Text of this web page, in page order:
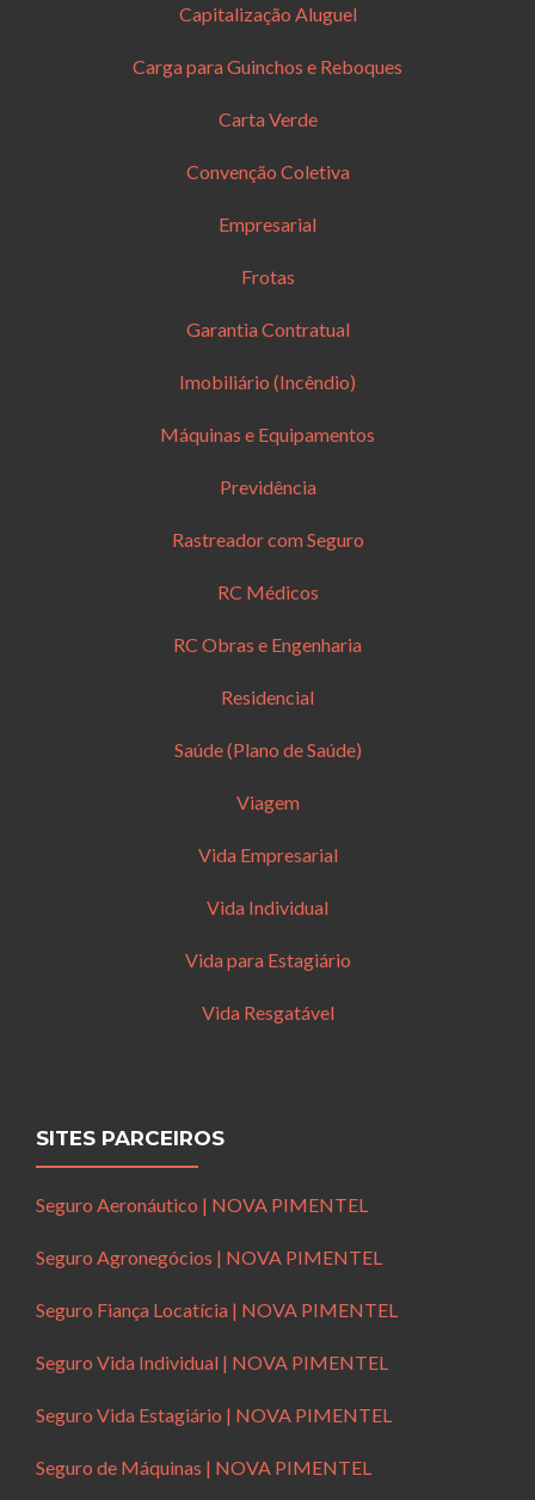
Capitalização Aluguel
Carga para Guinchos e Reboques
Carta Verde
Convenção Coletiva
Empresarial
Frotas
Garantia Contratual
Imobiliário (Incêndio)
Máquinas e Equipamentos
Previdência
Rastreador com Seguro
RC Médicos
RC Obras e Engenharia
Residencial
Saúde (Plano de Saúde)
Viagem
Vida Empresarial
Vida Individual
Vida para Estagiário
Vida Resgatável
SITES PARCEIROS
Seguro Aeronáutico | NOVA PIMENTEL
Seguro Agronegócios | NOVA PIMENTEL
Seguro Fiança Locatícia | NOVA PIMENTEL
Seguro Vida Individual | NOVA PIMENTEL
Seguro Vida Estagiário | NOVA PIMENTEL
Seguro de Máquinas | NOVA PIMENTEL